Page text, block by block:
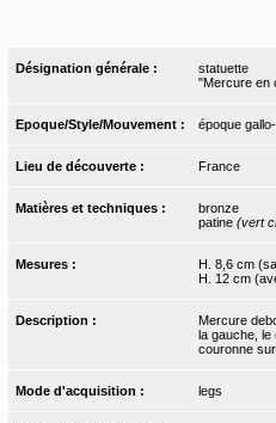
Désignation générale :
statuette
"Mercure en
Epoque/Style/Mouvement : époque
Lieu de découverte : France
Matières et techniques :
bronze
patine (vert
Mesures :
H. 8,6 cm
H. 12 cm
Description :
Mercure
la gauche, le
couronne
Mode d'acquisition : legs